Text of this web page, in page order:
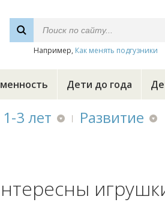
Например, Как менять подгузники
Дети до года
3 лет Развитие